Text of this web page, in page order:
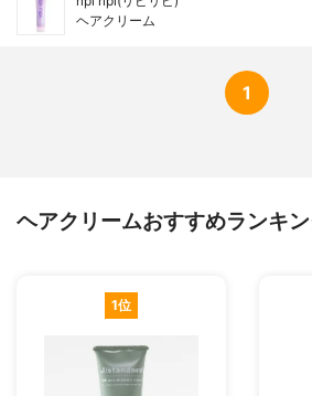
ヘアクリーム
1
ヘアクリームおすすめランキ
1位